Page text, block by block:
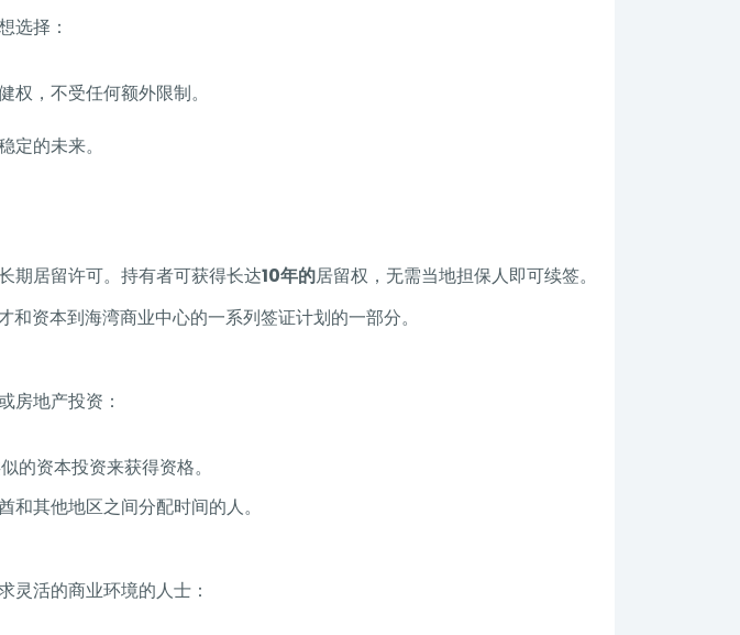
选择：
权，不受任何额外限制。
定的未来。
期居留许可。持有者可获得长达10年的居留权，无需当地担保人即可续签。
和资本到海湾商业中心的一系列签证计划的一部分。
房地产投资：
的资本投资来获得资格。
其他地区之间分配时间的人。
灵活的商业环境的人士：